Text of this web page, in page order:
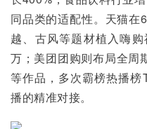
同品类的适配性。天猫在
越、古风等题材植入嗨
万；美团团购则布局全周
等作品，多次霸榜热播
播的精准对接。